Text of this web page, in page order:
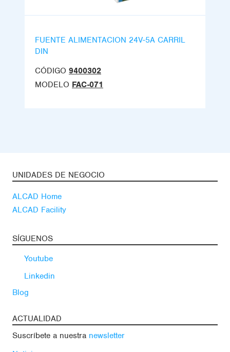
FUENTE ALIMENTACION 24V-5A CARRIL
DIN
CÓDIGO 9400302
MODELO FAC-071
UNIDADES DE NEGOCIO
ALCAD Home
ALCAD Facility
SÍGUENOS
Youtube
Linkedin
Blog
ACTUALIDAD
Suscríbete a nuestra newsletter